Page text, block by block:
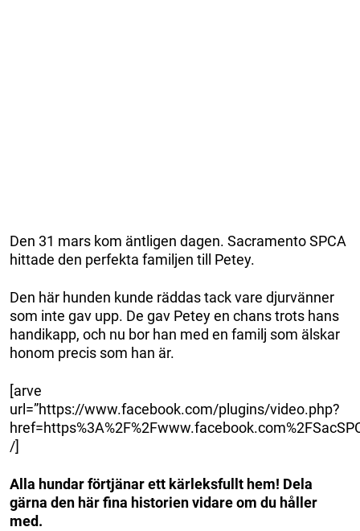
Den 31 mars kom äntligen dagen. Sacramento SPCA
hittade den perfekta familjen till Petey.
Den här hunden kunde räddas tack vare djurvänner
som inte gav upp. De gav Petey en chans trots hans
handikapp, och nu bor han med en familj som älskar
honom precis som han är.
[arve
url=”https://www.facebook.com/plugins/video.php?
/]
Alla hundar förtjänar ett kärleksfullt hem! Dela
gärna den här fina historien vidare om du håller
med.